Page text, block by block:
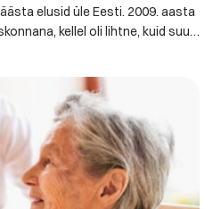
elusid üle Eesti. 2009. aasta
kellel oli lihtne, kuid suur
raha, et hakata ka kodumaal
mida vajab